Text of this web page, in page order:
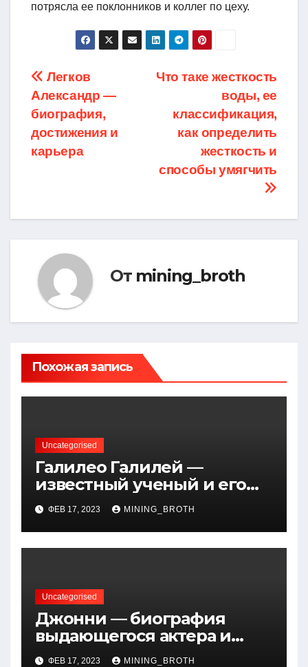
потрясла ее поклонников и коллег по цеху.
Навигация
по
записям
Что таке жесткость
воды, ее
классификация,
как определить
жесткость и
способы умягчить
Легков
Александр —
биография,
достижения и
карьера
От mining_broth
Похожая запись
Uncategorised
Галилео Галилей —
известный ученый и его
открытия — краткая
биография, достижения и
вклад в науку
ФЕВ 17, 2023 MINING_BROTH
Uncategorised
Джонни — биография
выдающегося актера и
талантливого певца, чья
ФЕВ 17, 2023 MINING_BROTH